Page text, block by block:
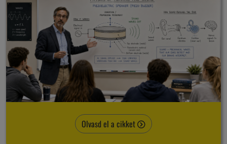
Olvasd el a cikket